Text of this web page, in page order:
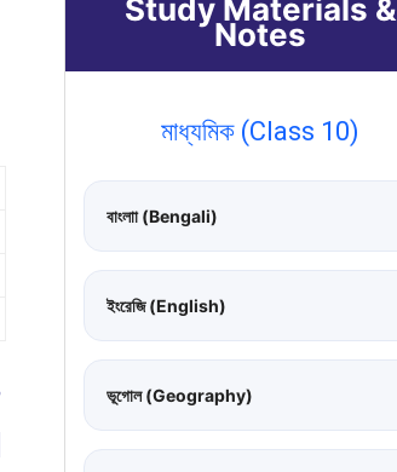
Study Materials &
Notes
মাধ্যমিক (Class 10)
বাংলাা (Bengali)
ইংরেজি (English)
ভূগোল (Geography)